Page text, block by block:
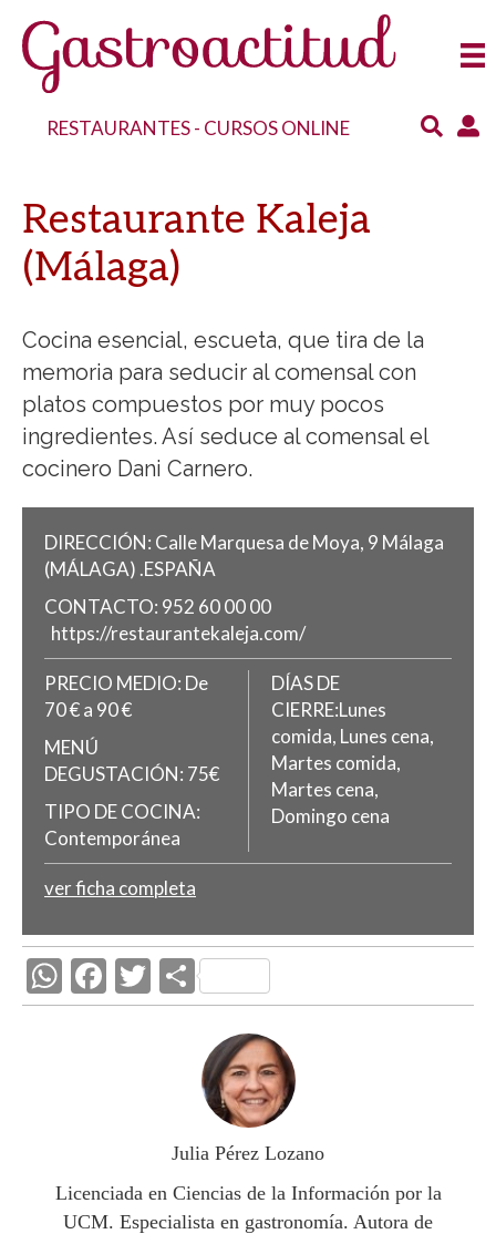
RESTAURANTES- CURSOS ONLINE
Restaurante Kaleja
(Málaga)
Cocina esencial, escueta, que tira de la
memoria para seducir al comensal con
platos compuestos por muy pocos
ingredientes. Así seduce al comensal el
cocinero Dani Carnero.
DIRECCIÓN: Calle Marquesa de Moya, 9 Málaga
(MÁLAGA) .ESPAÑA
CONTACTO: 952 60 00 00
https://restaurantekaleja.com/
PRECIO MEDIO: De
70 € a 90 €
MENÚ
DEGUSTACIÓN: 75€
TIPO DE COCINA:
Contemporánea
DÍAS DE
CIERRE:Lunes
comida, Lunes cena,
Martes comida,
Martes cena,
Domingo cena
ver ficha completa
W
h
p
F
ac
k
T
w
C
o
m
p
ar
ti
r
Julia Pérez Lozano
Licenciada en Ciencias de la Información por la
UCM. Especialista en gastronomía. Autora de